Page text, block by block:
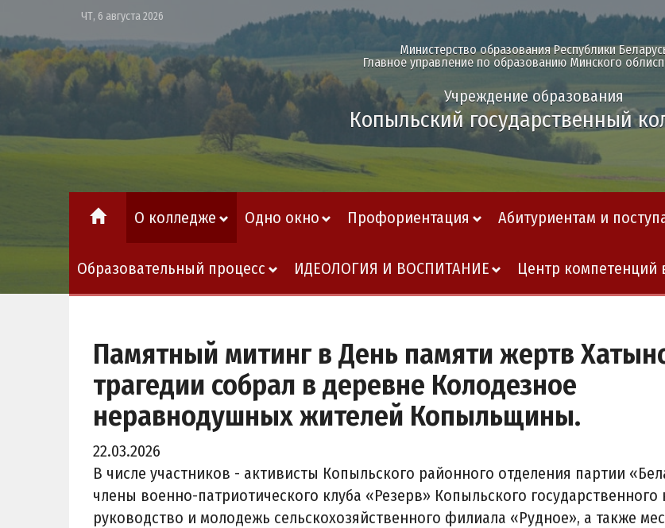
ЧТ, 6 августа 2026
Министерство образования Республики
Главное управление по образованию Минского
Учреждение образования
Копыльский государственный
О колледже Одно окно Профориентация Абитуриентам и
Образовательный процесс ИДЕОЛОГИЯ И ВОСПИТАНИЕ Центр компетенций
Памятный митинг в День памяти жертв
трагедии собрал в деревне Колодезное
неравнодушных жителей Копыльщины.
22.03.2026
В числе участников - активисты Копыльского районного отделения партии
члены военно-патриотического клуба «Резерв» Копыльского государственного
руководство и молодежь сельскохозяйственного филиала «Рудное», а также